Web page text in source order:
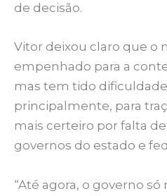
de decisão.
Vitor deixou claro que o
empenhado para a
mas tem tido
principalmente, para
mais certeiro por falta
governos do estado e
“Até agora, o governo só